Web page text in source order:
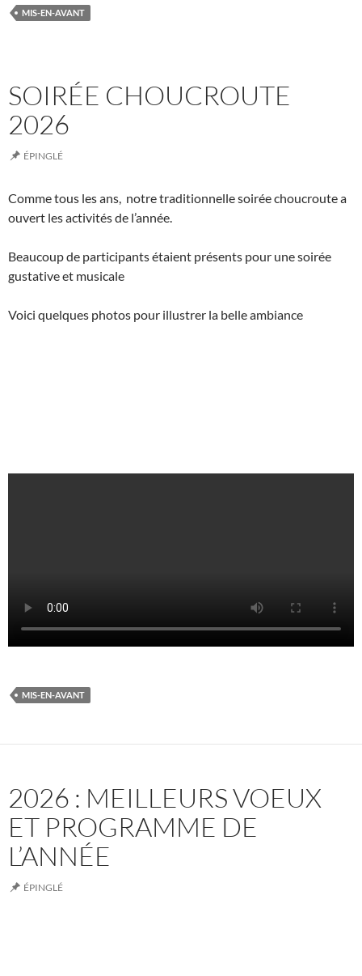
MIS-EN-AVANT
SOIRÉE CHOUCROUTE
2026
ÉPINGLÉ
Comme tous les ans, notre traditionnelle soirée choucroute a
ouvert les activités de l’année.
Beaucoup de participants étaient présents pour une soirée
gustative et musicale
Voici quelques photos pour illustrer la belle ambiance
MIS-EN-AVANT
2026 : MEILLEURS VOEUX
ET PROGRAMME DE
L’ANNÉE
ÉPINGLÉ